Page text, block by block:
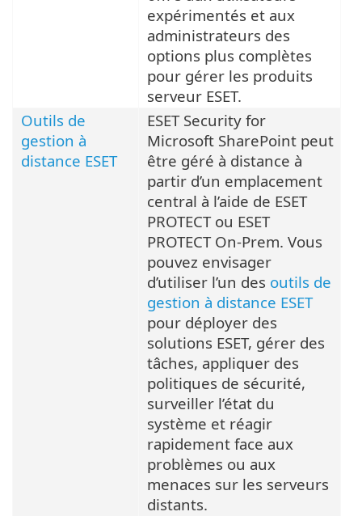
expérimentés et aux
administrateurs des
options plus complètes
pour gérer les produits
serveur ESET.
Outils de
gestion à
distance ESET
ESET Security for
Microsoft SharePoint peut
être géré à distance à
partir d’un emplacement
central à l’aide de ESET
PROTECT ou ESET
PROTECT On-Prem. Vous
pouvez envisager
d’utiliser l’un des outils de
gestion à distance ESET
pour déployer des
solutions ESET, gérer des
tâches, appliquer des
politiques de sécurité,
surveiller l’état du
système et réagir
rapidement face aux
problèmes ou aux
menaces sur les serveurs
distants.